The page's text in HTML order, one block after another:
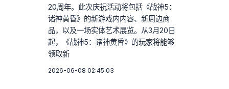
20周年。此次庆祝活动将包括《战神5：
诸神黄昏》的新游戏内内容、新周边商
品，以及一场实体艺术展览。从3月20日
起，《战神5：诸神黄昏》的玩家将能够
领取新
2026-06-08 02:45:03